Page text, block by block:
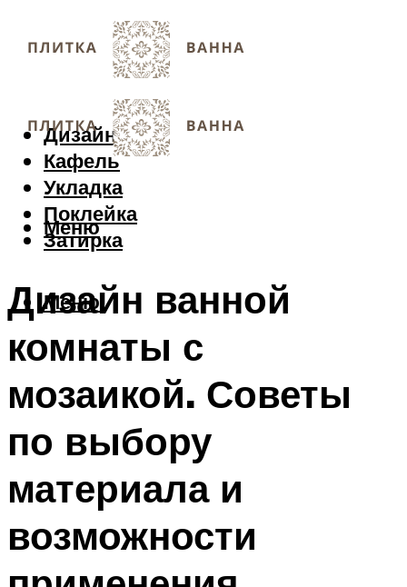
Дизайн
Кафель
Укладка
Поклейка
Затирка
Меню
Меню
Дизайн ванной
комнаты с
мозаикой. Советы
по выбору
материала и
возможности